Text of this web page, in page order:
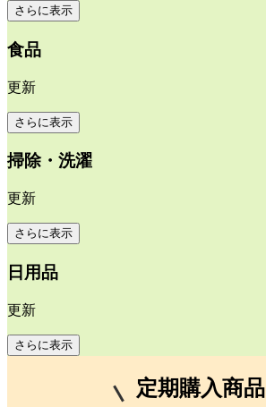
さらに表示
食品
更新
さらに表示
掃除・洗濯
更新
さらに表示
日用品
更新
さらに表示
定期購入商品